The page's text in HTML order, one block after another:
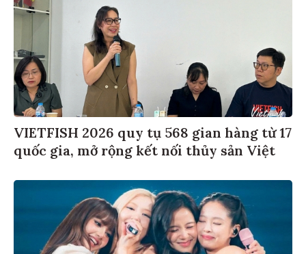
VIETFISH 2026 quy tụ 568 gian hàng từ 17
quốc gia, mở rộng kết nối thủy sản Việt